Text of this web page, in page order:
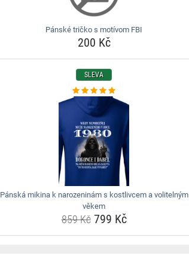
Pánské tričko s motívom FBI
200 Kč
SLEVA
Pánská mikina k narozeninám s kostlivcem a volitelným
věkem
859 Kč799 Kč